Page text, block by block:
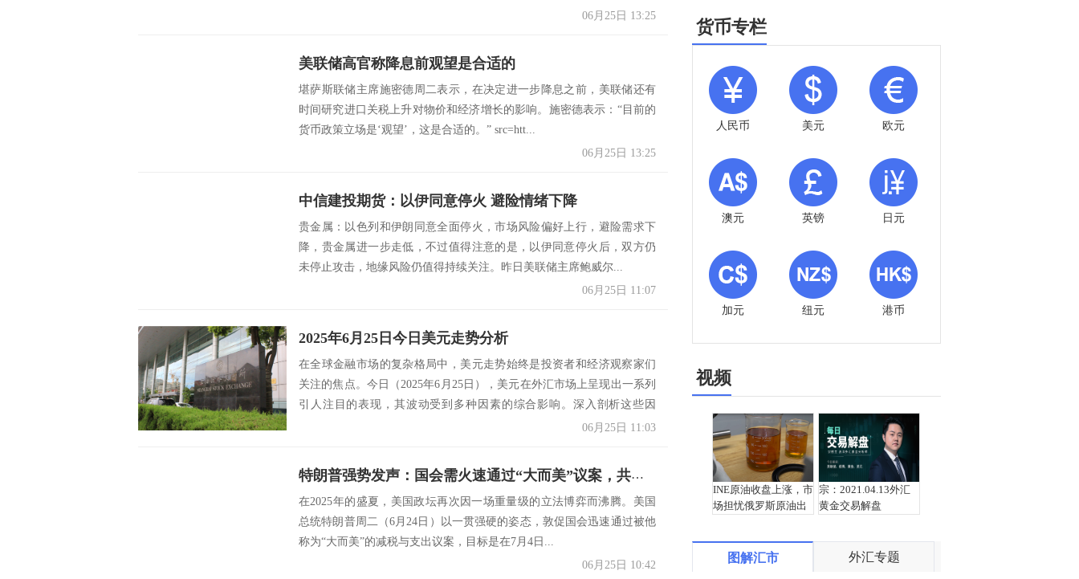
06月25日 13:25
美联储高官称降息前观望是合适的
堪萨斯联储主席施密德周二表示，在决定进一步降息之前，美联储还有
时间研究进口关税上升对物价和经济增长的影响。施密德表示：“目前的
货币政策立场是‘观望’，这是合适的。” src=htt...
06月25日 13:25
中信建投期货：以伊同意停火 避险情绪下降
贵金属：以色列和伊朗同意全面停火，市场风险偏好上行，避险需求下
降，贵金属进一步走低，不过值得注意的是，以伊同意停火后，双方仍
未停止攻击，地缘风险仍值得持续关注。昨日美联储主席鲍威尔...
06月25日 11:07
2025年6月25日今日美元走势分析
在全球金融市场的复杂格局中，美元走势始终是投资者和经济观察家们
关注的焦点。今日（2025年6月25日），美元在外汇市场上呈现出一系列
引人注目的表现，其波动受到多种因素的综合影响。深入剖析这些因
06月25日 11:03
特朗普强势发声：国会需火速通过“大而美”议案，共和党内部却陷分裂！
在2025年的盛夏，美国政坛再次因一场重量级的立法博弈而沸腾。美国
总统特朗普周二（6月24日）以一贯强硬的姿态，敦促国会迅速通过被他
称为“大而美”的减税与支出议案，目标是在7月4日...
06月25日 10:42
货币专栏
人民币 美元 欧元
澳元 英镑 日元
加元 纽元 港币
视频
INE原油收盘上涨，市
场担忧俄罗斯原油出
宗：2021.04.13外汇
黄金交易解盘
图解汇市 外汇专题